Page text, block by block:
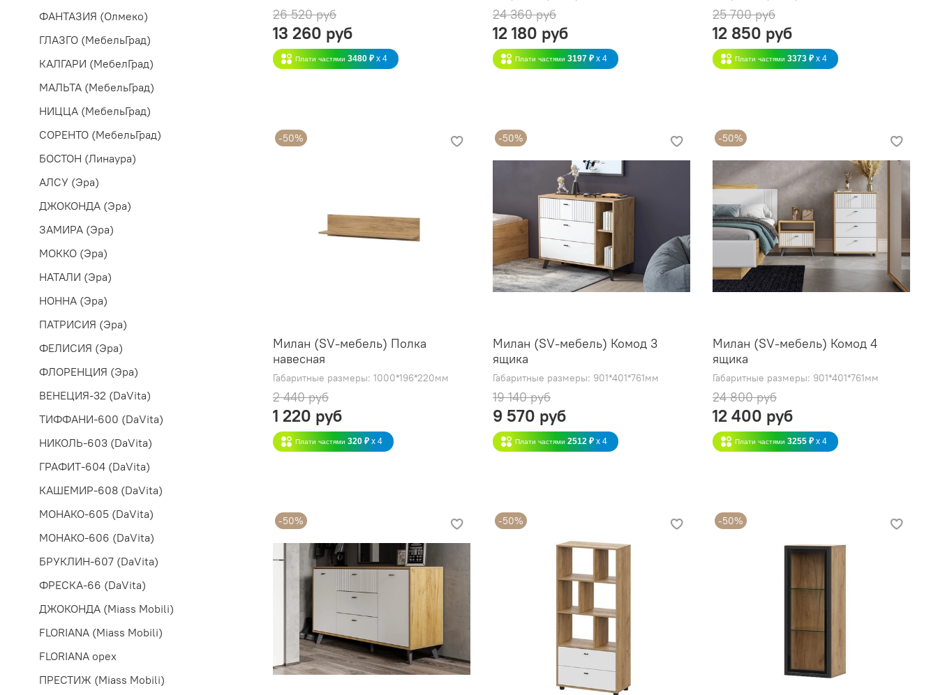
26 520 руб
13 260 руб
Плати частями3480 ₽ x 4
24 360 руб
12 180 руб
Плати частями3197 ₽ x 4
25 700 руб
12 850 руб
Плати частями3373 ₽ x 4
-50%
Милан (SV-мебель) Полка
навесная
Габаритные размеры: 1000*196*220мм
2 440 руб
1 220 руб
Плати частями320 ₽ x 4
-50%
Милан (SV-мебель) Комод 3
ящика
Габаритные размеры: 901*401*761мм
19 140 руб
9 570 руб
Плати частями2512 ₽ x 4
-50%
Милан (SV-мебель) Комод 4
ящика
Габаритные размеры: 901*401*761мм
24 800 руб
12 400 руб
Плати частями3255 ₽ x 4
-50% -50% -50%
ФАНТАЗИЯ (Олмеко)
ГЛАЗГО (МебельГрад)
КАЛГАРИ (МебелГрад)
МАЛЬТА (МебельГрад)
НИЦЦА (МебельГрад)
СОРЕНТО (МебельГрад)
БОСТОН (Линаура)
АЛСУ (Эра)
ДЖОКОНДА (Эра)
ЗАМИРА (Эра)
МОККО (Эра)
НАТАЛИ (Эра)
НОННА (Эра)
ПАТРИСИЯ (Эра)
ФЕЛИСИЯ (Эра)
ФЛОРЕНЦИЯ (Эра)
ВЕНЕЦИЯ-32 (DaVita)
ТИФФАНИ-600 (DaVita)
НИКОЛЬ-603 (DaVita)
ГРАФИТ-604 (DaVita)
КАШЕМИР-608 (DaVita)
МОНАКО-605 (DaVita)
МОНАКО-606 (DaVita)
БРУКЛИН-607 (DaVita)
ФРЕСКА-66 (DaVita)
ДЖОКОНДА (Miass Mobili)
FLORIANA (Miass Mobili)
FLORIANA орех
ПРЕСТИЖ (Miass Mobili)